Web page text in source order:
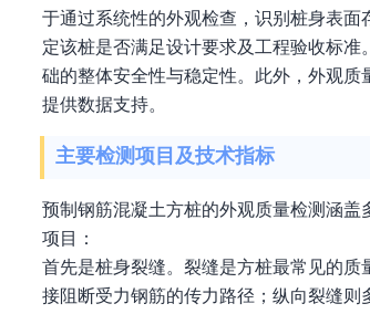
于通过系统性的外观检查，识别桩身表
定该桩是否满足设计要求及工程验收标
础的整体安全性与稳定性。此外，外观
提供数据支持。
主要检测项目及技术指标
预制钢筋混凝土方桩的外观质量检测涵
项目：
首先是桩身裂缝。裂缝是方桩最常见的
接阻断受力钢筋的传力路径；纵向裂缝